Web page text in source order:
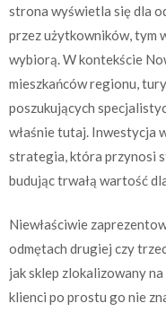
strona wyświetla się dla
przez użytkowników, tym
wybiorą. W kontekście
mieszkańców regionu,
poszukujących
właśnie tutaj. Inwestycja
strategia, która przynosi
budując trwałą wartość
Niewłaściwie
odmętach drugiej czy
jak sklep zlokalizowany
klienci po prostu go nie